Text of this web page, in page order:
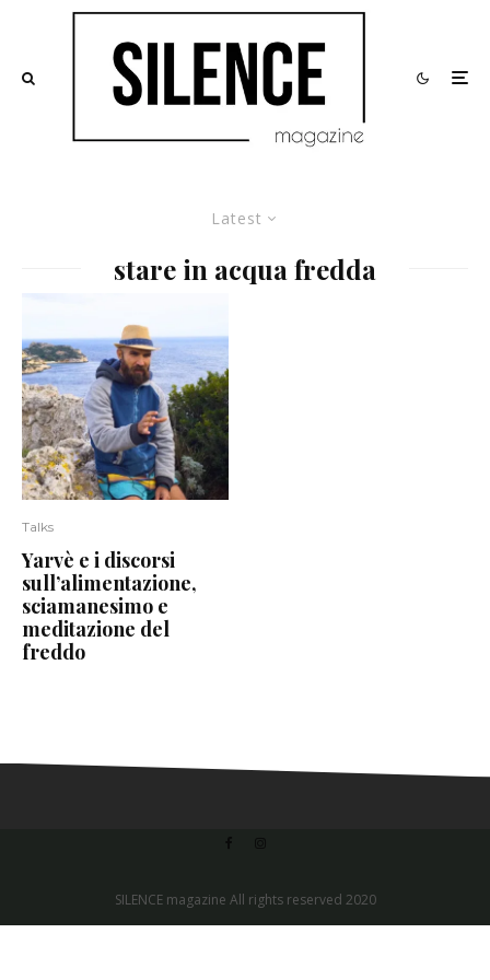
Latest
stare in acqua fredda
Talks
Yarvè e i discorsi
sull’alimentazione,
sciamanesimo e
meditazione del
freddo
SILENCE magazine All rights reserved 2020